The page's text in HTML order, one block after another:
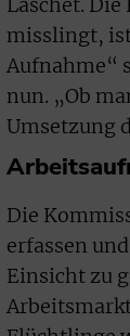
Laschet.
misslingt,
Aufnahme“
nun. „Ob
Umsetzung
Die
erfassen
Einsicht zu